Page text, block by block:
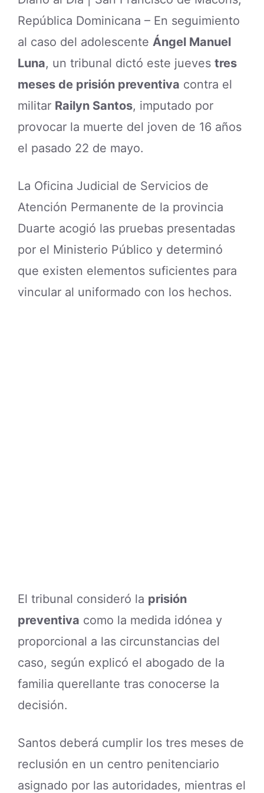
República Dominicana – En seguimiento
al caso del adolescente Ángel Manuel
Luna, un tribunal dictó este jueves tres
meses de prisión preventiva contra el
militar Railyn Santos, imputado por
provocar la muerte del joven de 16 años
el pasado 22 de mayo.
La Oficina Judicial de Servicios de
Atención Permanente de la provincia
Duarte acogió las pruebas presentadas
por el Ministerio Público y determinó
que existen elementos suficientes para
vincular al uniformado con los hechos.
El tribunal consideró la prisión
preventiva como la medida idónea y
proporcional a las circunstancias del
caso, según explicó el abogado de la
familia querellante tras conocerse la
decisión.
Santos deberá cumplir los tres meses de
reclusión en un centro penitenciario
asignado por las autoridades, mientras el